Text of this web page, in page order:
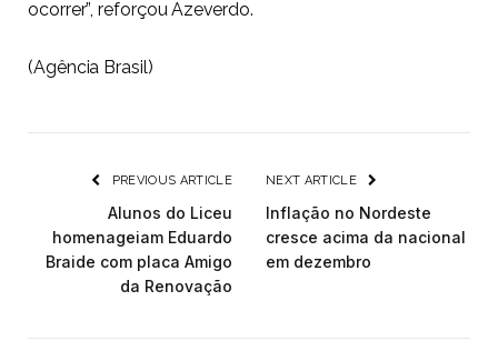
ocorrer”, reforçou Azeverdo.
(Agência Brasil)
PREVIOUS ARTICLE
Alunos do Liceu
homenageiam Eduardo
Braide com placa Amigo
da Renovação
NEXT ARTICLE
Inflação no Nordeste
cresce acima da nacional
em dezembro